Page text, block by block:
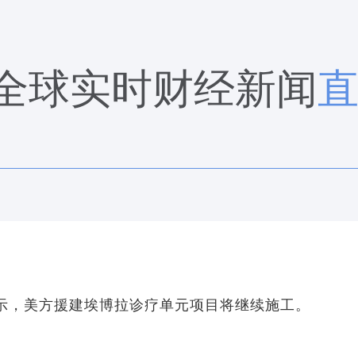
球实时财经新闻
美方援建埃博拉诊疗单元项目将继续施工。